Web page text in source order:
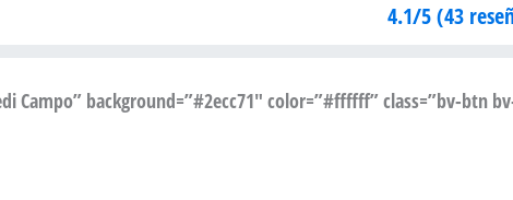
4.1/5 (43
Campo” background=”#2ecc71″ color=”#ffffff” class=”bv-btn